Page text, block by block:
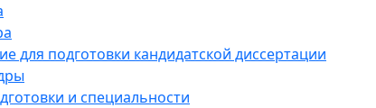
для подготовки кандидатской диссертации
и специальности